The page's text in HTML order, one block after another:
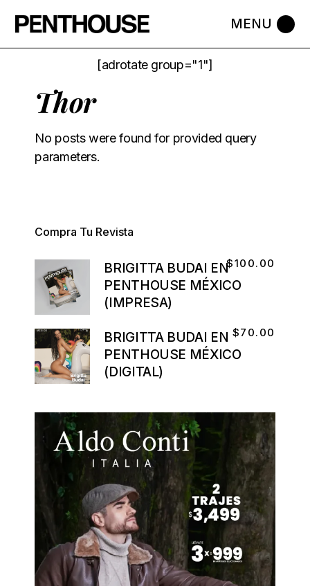
[adrotate group="1"]
Thor
No posts were found for provided query
parameters.
Compra Tu Revista
BRIGITTA BUDAI EN
PENTHOUSE MÉXICO
(IMPRESA)
$100.00
BRIGITTA BUDAI EN
PENTHOUSE MÉXICO
(DIGITAL)
$70.00